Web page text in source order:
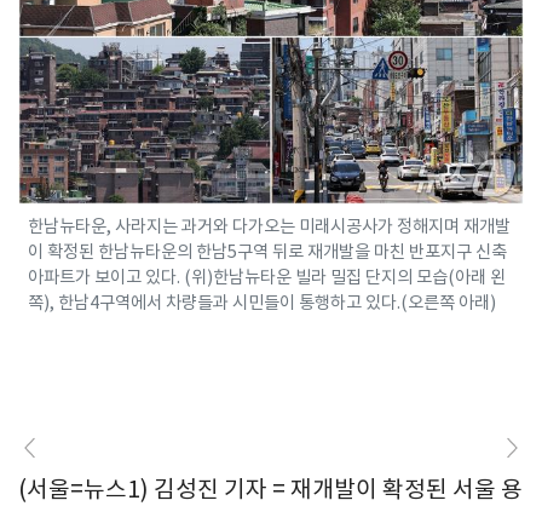
한남뉴타운, 사라지는 과거와 다가오는 미래시공사가 정해지며 재개발
이 확정된 한남뉴타운의 한남5구역 뒤로 재개발을 마친 반포지구 신축
아파트가 보이고 있다. (위)한남뉴타운 빌라 밀집 단지의 모습(아래 왼
쪽), 한남4구역에서 차량들과 시민들이 통행하고 있다.(오른쪽 아래)
(서울=뉴스1) 김성진 기자 = 재개발이 확정된 서울 용